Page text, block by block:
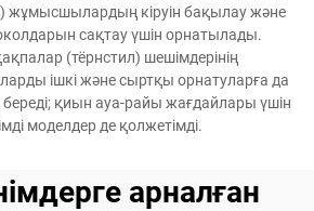
жұмысшылардың кіруін бақылау және
сақтау үшін орнатылады.
(тёрнстил) шешімдерінің
ішкі және сыртқы орнатуларға да
береді; қиын ауа-райы жағдайлары үшін
моделдер де қолжетімді.
арналған